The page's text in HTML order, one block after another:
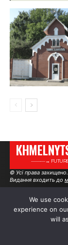
———→
© Усі права
Видання входить до
We use
experience on
will